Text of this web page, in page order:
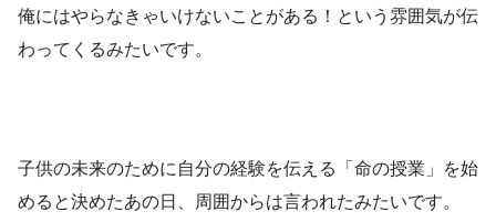
俺にはやらなきゃいけないことがある！という雰囲気が伝
わってくるみたいです。
子供の未来のために自分の経験を伝える「命の授業」を始
めると決めたあの日、周囲からは言われたみたいです。